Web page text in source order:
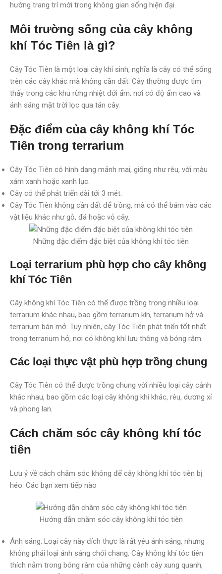
hướng trang trí mới trong không gian sống hiện đại.
Môi trường sống của cây không
khí Tóc Tiên là gì?
Cây Tóc Tiên là một loại cây khí sinh, nghĩa là cây có thể sống
trên các cây khác mà không cần đất. Cây thường được tìm
thấy trong các khu rừng nhiệt đới ẩm, nơi có độ ẩm cao và
ánh sáng mặt trời lọc qua tán cây.
Đặc điểm của cây không khí Tóc
Tiên trong terrarium
Cây Tóc Tiên có hình dạng mảnh mai, giống như rêu, với màu
xám xanh hoặc xanh lục.
Cây có thể phát triển dài tới 3 mét.
Cây Tóc Tiên không cần đất để trồng, mà có thể bám vào các
vật liệu khác như gỗ, đá hoặc vỏ cây.
Những đặc điểm đặc biệt của không khí tóc tiên
Loại terrarium phù hợp cho cây không
khí Tóc Tiên
Cây không khí Tóc Tiên có thể được trồng trong nhiều loại
terrarium khác nhau, bao gồm terrarium kín, terrarium hở và
terrarium bán mở. Tuy nhiên, cây Tóc Tiên phát triển tốt nhất
trong terrarium hở, nơi có không khí lưu thông và bóng râm.
Các loại thực vật phù hợp trồng chung
Cây Tóc Tiên có thể được trồng chung với nhiều loại cây cảnh
khác nhau, bao gồm các loại cây không khí khác, rêu, dương xỉ
và phong lan.
Cách chăm sóc cây không khí tóc
tiên
Lưu ý về cách chăm sóc không để cây không khí tóc tiên bị
héo. Các bạn xem tiếp nào
Hướng dẫn chăm sóc cây không khí tóc tiên
Ánh sáng: Loại cây này đích thực là rất yêu ánh sáng, nhưng
không phải loại ánh sáng chói chang. Cây không khí tóc tiên
thích nằm trong bóng râm của những cành cây xung quanh,